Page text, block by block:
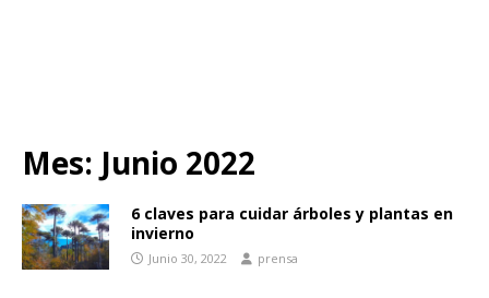
Mes: Junio 2022
6 claves para cuidar árboles y plantas en
invierno
Junio 30, 2022 prensa